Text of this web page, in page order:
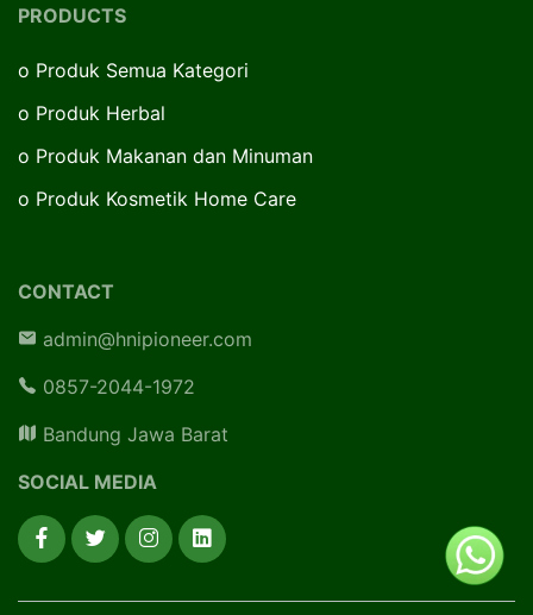
PRODUCTS
o Produk Semua Kategori
o Produk Herbal
o Produk Makanan dan Minuman
o Produk Kosmetik Home Care
CONTACT
admin@hnipioneer.com
0857-2044-1972
Bandung Jawa Barat
SOCIAL MEDIA